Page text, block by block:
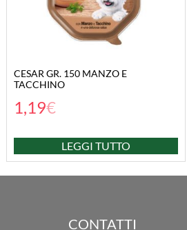
CESAR GR. 150 MANZO E
TACCHINO
1,19€
LEGGI TUTTO
CONTATTI